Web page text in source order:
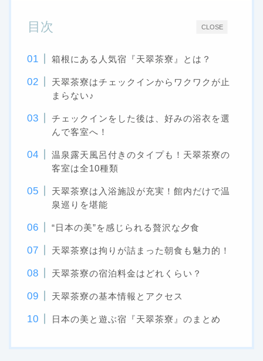
CLOSE
目次
箱根にある人気宿『天翠茶寮』とは？
天翠茶寮はチェックインからワクワクが止
まらない♪
チェックインをした後は、好みの浴衣を選
んで客室へ！
温泉露天風呂付きのタイプも！天翠茶寮の
客室は全10種類
天翠茶寮は入浴施設が充実！館内だけで温
泉巡りを堪能
“日本の美”を感じられる贅沢な夕食
天翠茶寮は拘りが詰まった朝食も魅力的！
天翠茶寮の宿泊料金はどれくらい？
天翠茶寮の基本情報とアクセス
日本の美と遊ぶ宿『天翠茶寮』のまとめ